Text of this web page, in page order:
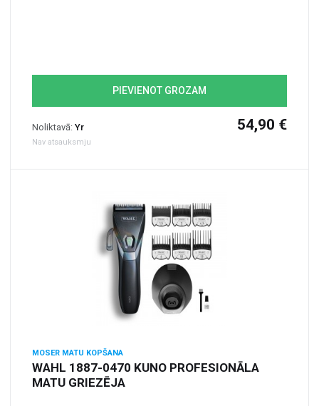
PIEVIENOT GROZAM
Noliktavā: Yr
Nav atsauksmju
54,90 €
MOSER MATU KOPŠANA
WAHL 1887-0470 KUNO PROFESIONĀLA
MATU GRIEZĒJA